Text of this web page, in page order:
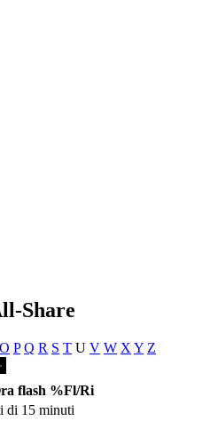
Share
O P Q R S T U V W X Y Z
flash %Fl/Ri
di 15 minuti